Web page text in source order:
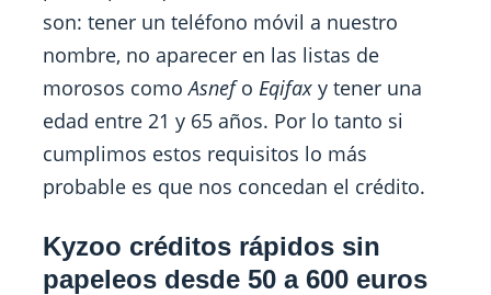
son: tener un teléfono móvil a nuestro
nombre, no aparecer en las listas de
morosos comoAsnefoEqifax y tener una
edad entre 21 y 65 años. Por lo tanto si
cumplimos estos requisitos lo más
probable es que nos concedan el crédito.
Kyzoo créditos rápidos sin
papeleos desde 50 a 600 euros